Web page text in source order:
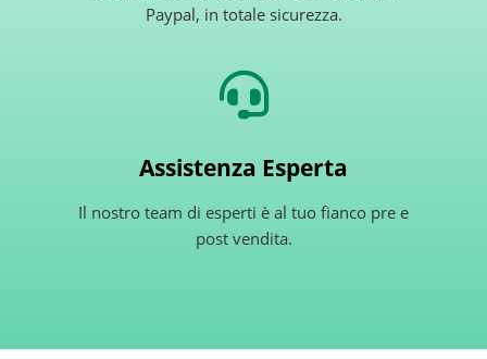
Paypal, in totale sicurezza.
Assistenza Esperta
Il nostro team di esperti è al tuo fianco pre e
post vendita.